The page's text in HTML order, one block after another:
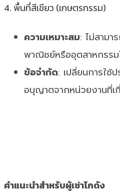
4. พื้นที่สีเขียว (เกษตรกรรม)
ความเหมาะสม: ไม่สามา
พาณิชย์หรืออุตสาหกรร
ข้อจำกัด: เปลี่ยนการใช้
อนุญาตจากหน่วยงานที่เ
คำแนะนำสำหรับผู้เช่าโกดัง